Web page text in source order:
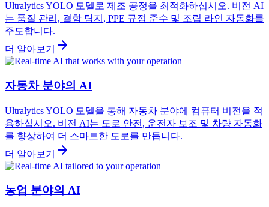
Ultralytics YOLO 모델로 제조 공정을 최적화하십시오. 비전 AI
는 품질 관리, 결함 탐지, PPE 규정 준수 및 조립 라인 자동화를
주도합니다.
더 알아보기
자동차 분야의 AI
Ultralytics YOLO 모델을 통해 자동차 분야에 컴퓨터 비전을 적
용하십시오. 비전 AI는 도로 안전, 운전자 보조 및 차량 자동화
를 향상하여 더 스마트한 도로를 만듭니다.
더 알아보기
농업 분야의 AI